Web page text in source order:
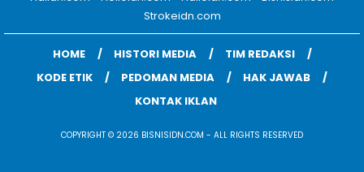
Strokeidn.com
HOME HISTORI MEDIA
TIM REDAKSI
KODE ETIK
PEDOMAN MEDIA
HAK JAWAB
KONTAK IKLAN
COPYRIGHT © 2026 BISNISIDN.COM - ALL RIGHTS RESERVED